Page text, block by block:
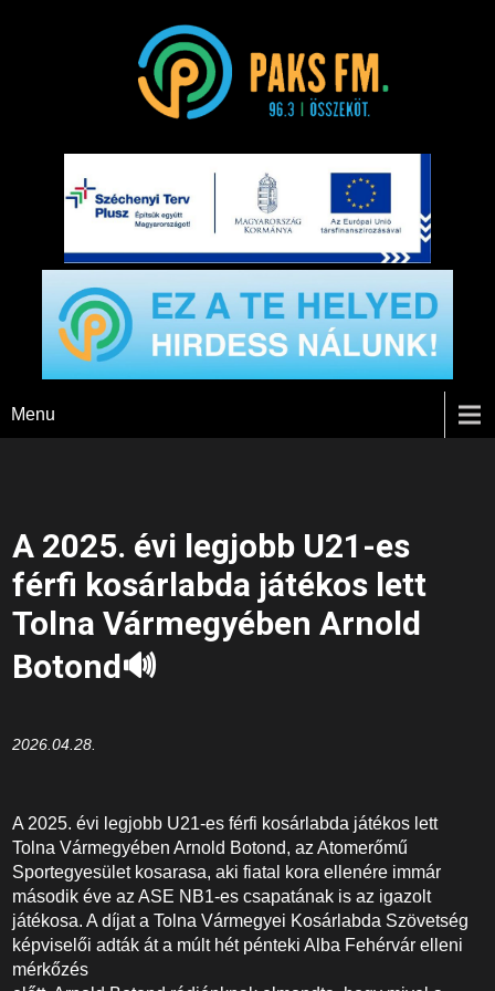
Paks FM
Menu
A 2025. évi legjobb U21-es
férfi kosárlabda játékos lett
Tolna Vármegyében Arnold
Botond🔊
2026.04.28.
A 2025. évi legjobb U21-es férfi kosárlabda játékos lett
Tolna Vármegyében Arnold Botond, az Atomerőmű
Sportegyesület kosarasa, aki fiatal kora ellenére immár
második éve az ASE NB1-es csapatának is az igazolt
játékosa. A díjat a Tolna Vármegyei Kosárlabda Szövetség
képviselői adták át a múlt hét pénteki Alba Fehérvár elleni
mérkőzés